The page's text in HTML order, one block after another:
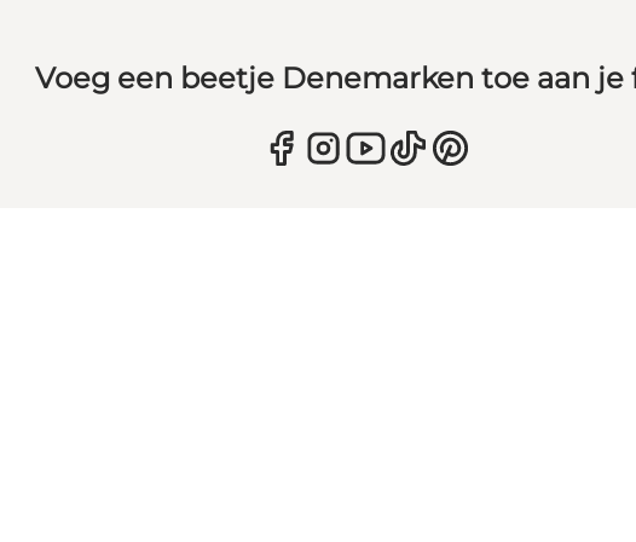
Voeg een beetje Denemarken toe aan je